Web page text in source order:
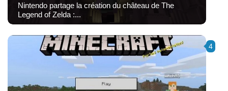
Nintendo partage la création du château de The
Legend of Zelda :...
4